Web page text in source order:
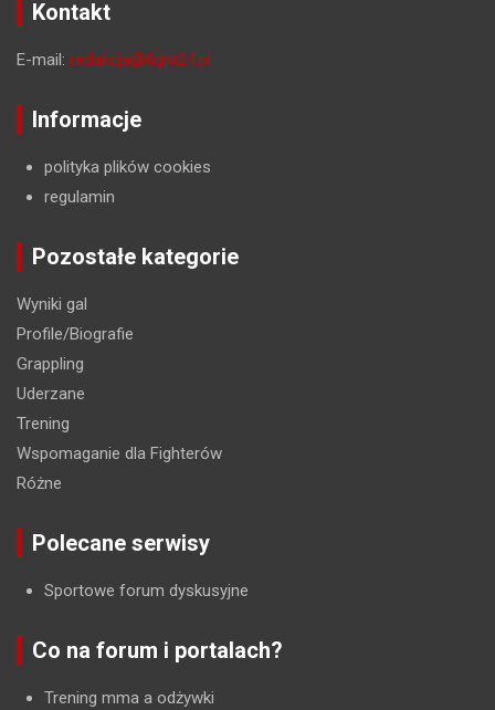
Kontakt
E-mail: redakcja@fight24.pl
Informacje
polityka plików cookies
regulamin
Pozostałe kategorie
Wyniki gal
Profile/Biografie
Grappling
Uderzane
Trening
Wspomaganie dla Fighterów
Różne
Polecane serwisy
Sportowe forum dyskusyjne
Co na forum i portalach?
Trening mma a odżywki